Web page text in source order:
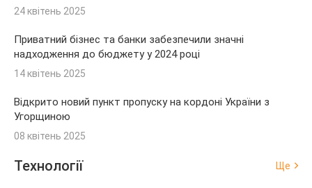
24 квітень 2025
Приватний бізнес та банки забезпечили значні
надходження до бюджету у 2024 році
14 квітень 2025
Відкрито новий пункт пропуску на кордоні України з
Угорщиною
08 квітень 2025
Технології Ще